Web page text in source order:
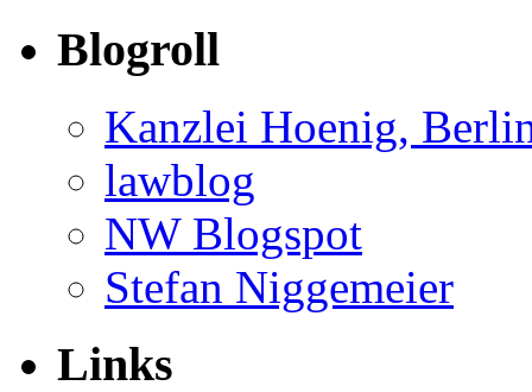
Blogroll
Kanzlei Hoenig,
lawblog
NW Blogspot
Stefan Niggemeier
Links